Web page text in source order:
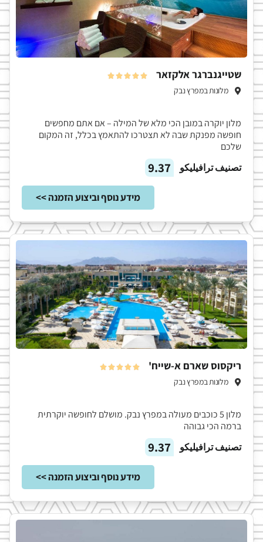
שטייגנברגר אלקזאר 




מלונות במפרץ נבק
מלון יוקרה במובן הכי מלא של המילה – אם אתם מחפשים
חופשה מפנקת שבה לא תצטרכו להתאמץ בכלל, זה המקום
שלכם
تصنيف ترافيليكو
9.37
מידע נוסף וביצוע הזמנה >>
ריקסוס שארם א-שייח' 




מלונות במפרץ נבק
מלון 5 כוכבים מעולה במפרץ נבק. מושלם לחופשה יוקרתית
ברמה הכי גבוהה
تصنيف ترافيليكو
9.37
מידע נוסף וביצוע הזמנה >>